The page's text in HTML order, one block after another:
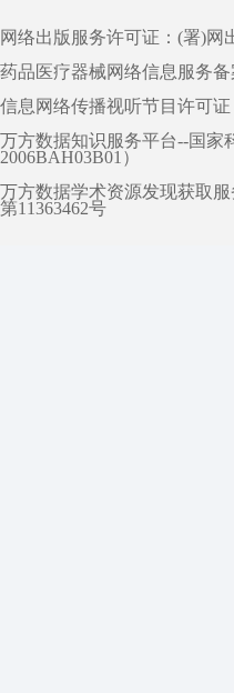
网络出版服务许可证：(署)网
药品医疗器械网络信息服务
信息网络传播视听节目许可证
万方数据知识服务平台--国家
2006BAH03B01）
万方数据学术资源发现获取
第11363462号